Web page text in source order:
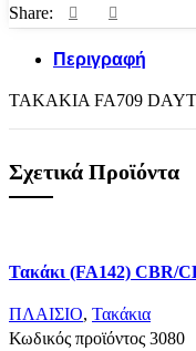
Share:
Περιγραφή
ΤΑΚΑΚΙΑ FA709
Σχετικά Προϊόντα
Quick view
Τακάκι (FA142) CBR/
ΠΛΑΙΣΙΟ, Τακάκια
Κωδικός προϊόντος 3080